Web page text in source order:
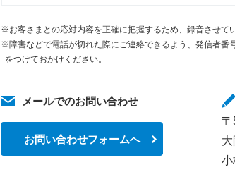
※お客さまとの応対内容を正確に把握するため、録音させて
※障害などで電話が切れた際にご連絡できるよう、発信者番
をつけておかけください。
メールでのお問い合わせ
お問い合わせフォームへ
小